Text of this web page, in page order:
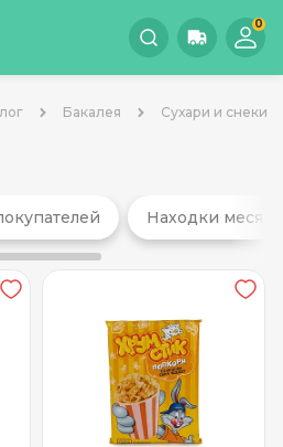
0
Бакалея Сухари и снеки
Находки месяца